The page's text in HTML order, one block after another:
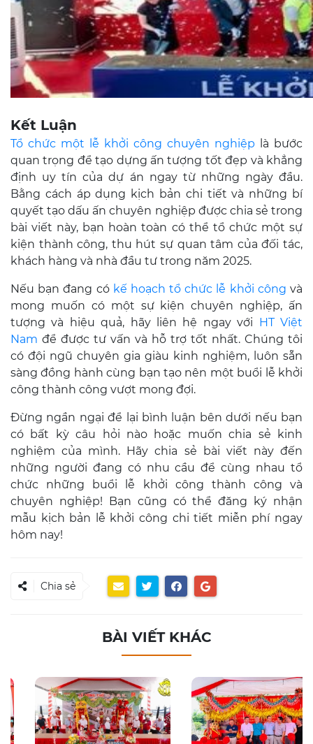
Kết Luận
Tổ chức một lễ khởi công chuyên nghiệp là bước
quan trọng để tạo dựng ấn tượng tốt đẹp và khẳng
định uy tín của dự án ngay từ những ngày đầu.
Bằng cách áp dụng kịch bản chi tiết và những bí
quyết tạo dấu ấn chuyên nghiệp được chia sẻ trong
bài viết này, bạn hoàn toàn có thể tổ chức một sự
kiện thành công, thu hút sự quan tâm của đối tác,
khách hàng và nhà đầu tư trong năm 2025.
Nếu bạn đang có kế hoạch tổ chức lễ khởi công và
mong muốn có một sự kiện chuyên nghiệp, ấn
tượng và hiệu quả, hãy liên hệ ngay với HT Việt
Nam để được tư vấn và hỗ trợ tốt nhất. Chúng tôi
có đội ngũ chuyên gia giàu kinh nghiệm, luôn sẵn
sàng đồng hành cùng bạn tạo nên một buổi lễ khởi
công thành công vượt mong đợi.
Đừng ngần ngại để lại bình luận bên dưới nếu bạn
có bất kỳ câu hỏi nào hoặc muốn chia sẻ kinh
nghiệm của mình. Hãy chia sẻ bài viết này đến
những người đang có nhu cầu để cùng nhau tổ
chức những buổi lễ khởi công thành công và
chuyên nghiệp! Bạn cũng có thể đăng ký nhận
mẫu kịch bản lễ khởi công chi tiết miễn phí ngay
hôm nay!
Chia sẻ
BÀI VIẾT KHÁC